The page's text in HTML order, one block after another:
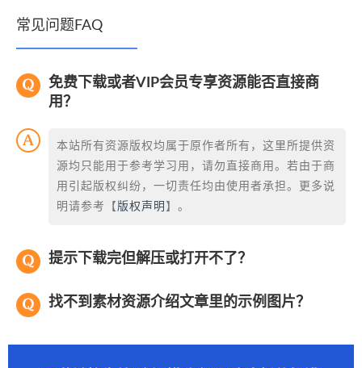
常见问题FAQ
免费下载或者VIP会员专享资源能否直接商
用？
本站所有资源版权均属于原作者所有，这里所提供资
源均只能用于参考学习用，请勿直接商用。若由于商
用引起版权纠纷，一切责任均由使用者承担。更多说
明请参考【 版权声明 】。
提示下载完但解压或打开不了？
找不到素材资源介绍文章里的示例图片？